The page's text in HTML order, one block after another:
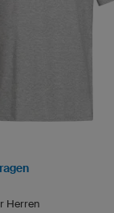
Herren